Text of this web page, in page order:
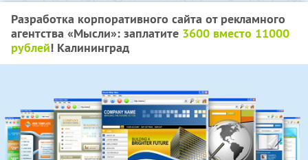
Разработка корпоративного сайта от рекламного
агентства «Мысли»: заплатите 3600 вместо 11000
рублей! Калининград